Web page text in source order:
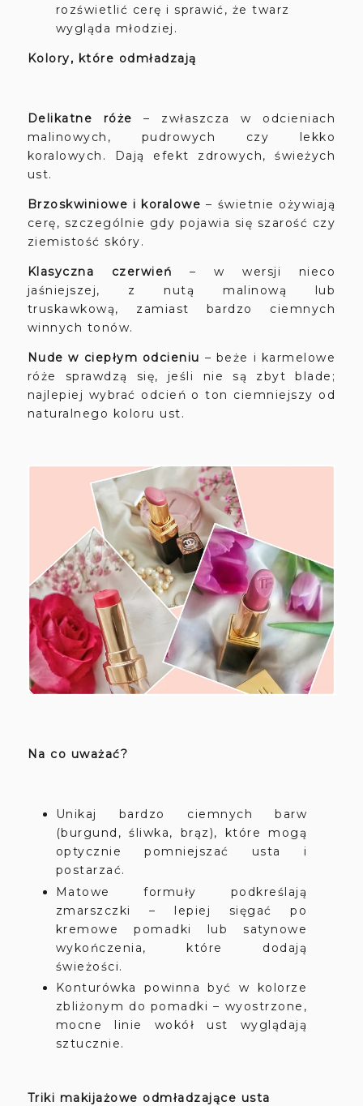
rozświetlić cerę i sprawić, że twarz
wygląda młodziej.
Kolory, które odmładzają
Delikatne róże – zwłaszcza w odcieniach
malinowych, pudrowych czy lekko
koralowych. Dają efekt zdrowych, świeżych
ust.
Brzoskwiniowe i koralowe – świetnie ożywiają
cerę, szczególnie gdy pojawia się szarość czy
ziemistość skóry.
Klasyczna czerwień – w wersji nieco
jaśniejszej, z nutą malinową lub
truskawkową, zamiast bardzo ciemnych
winnych tonów.
Nude w ciepłym odcieniu – beże i karmelowe
róże sprawdzą się, jeśli nie są zbyt blade;
najlepiej wybrać odcień o ton ciemniejszy od
naturalnego koloru ust.
Na co uważać?
Unikaj bardzo ciemnych barw
(burgund, śliwka, brąz), które mogą
optycznie pomniejszać usta i
postarzać.
Matowe formuły podkreślają
zmarszczki – lepiej sięgać po
kremowe pomadki lub satynowe
wykończenia, które dodają
świeżości.
Konturówka powinna być w kolorze
zbliżonym do pomadki – wyostrzone,
mocne linie wokół ust wyglądają
sztucznie.
Triki makijażowe odmładzające usta